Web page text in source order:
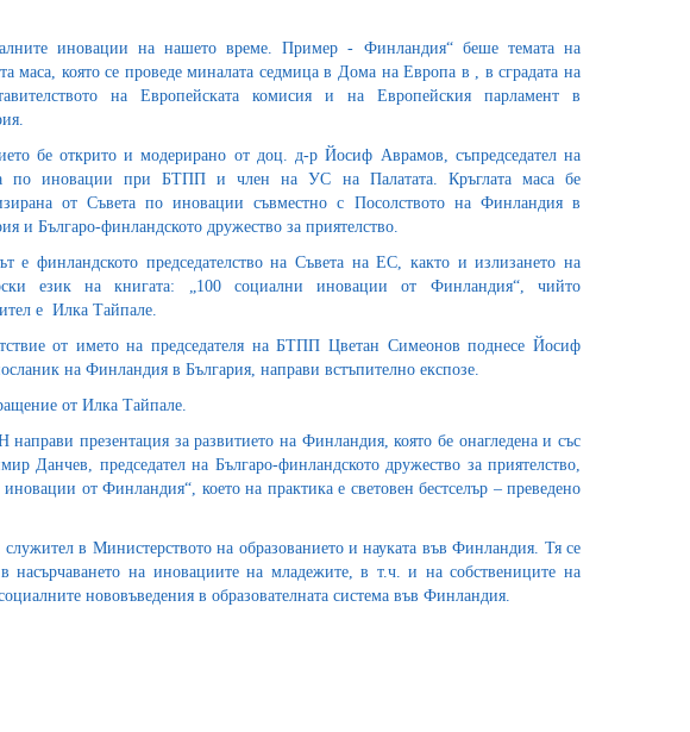
иновации на нашето време. Пример - Финландия“ беше темата на
маса, която се проведе миналата седмица в Дома на Европа в , в сградата на
на Европейската комисия и на Европейския парламент в
бе открито и модерирано от доц. д-р Йосиф Аврамов, съпредседател на
по иновации при БТПП и член на УС на Палатата. Кръглата маса бе
от Съвета по иновации съвместно с Посолството на Финландия в
и Българо-финландското дружество за приятелство.
е финландското председателство на Съвета на ЕС, както и излизането на
език на книгата: „100 социални иновации от Финландия“, чийто
е Илка Тайпале.
от името на председателя на БТПП Цветан Симеонов поднесе Йосиф
на Финландия в България, направи встъпително експозе.
от Илка Тайпале.
презентация за развитието на Финландия, която бе онагледена и със
Данчев, председател на Българо-финландското дружество за приятелство,
от Финландия“, което на практика е световен бестселър – преведено
в Министерството на образованието и науката във Финландия. Тя се
насърчаването на иновациите на младежите, в т.ч. и на собствениците на
нововъведения в образователната система във Финландия.